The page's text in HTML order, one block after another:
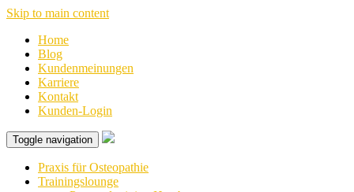
Skip to main content
Home
Blog
Kundenmeinungen
Karriere
Kontakt
Kunden-Login
Toggle navigation
Praxis für Osteopathie
Trainingslounge